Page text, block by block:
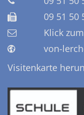
09 51 50
Klick
von-
Visitenkarte